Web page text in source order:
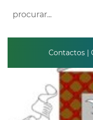
Contactos |